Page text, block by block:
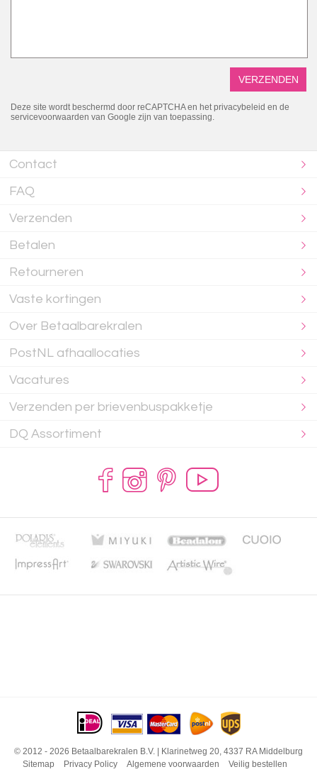
Deze site wordt beschermd door reCAPTCHA en hetprivacybeleid en de
servicevoorwaarden van Google zijn van toepassing.
Contact
FAQ
Verzenden
Betalen
Retourneren
Vaste kortingen
Over Betaalbarekralen
PostNL afhaallocaties
Vacatures
Verzenden per brievenbuspakketje
DQ Assortiment
© 2012 - 2026 Betaalbarekralen B.V. | Klarinetweg 20, 4337 RA Middelburg
Sitemap
Privacy Policy Algemene voorwaarden Veilig bestellen